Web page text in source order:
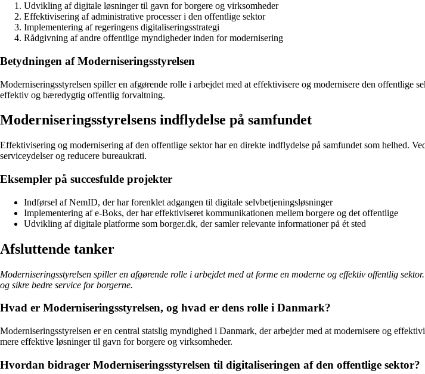
Udvikling af digitale løsninger til gavn for borgere og virksomheder
Effektivisering af administrative processer i den offentlige sektor
Implementering af regeringens digitaliseringsstrategi
Rådgivning af andre offentlige myndigheder inden for modernisering
Betydningen af Moderniseringsstyrelsen
Moderniseringsstyrelsen spiller en afgørende rolle i arbejdet med at effektivisere og modernisere den offentlige
effektiv og bæredygtig offentlig forvaltning.
Moderniseringsstyrelsens indflydelse på samfundet
Effektivisering og modernisering af den offentlige sektor har en direkte indflydelse på samfundet som helhed.
serviceydelser og reducere bureaukrati.
Eksempler på succesfulde projekter
Indførsel af NemID, der har forenklet adgangen til digitale selvbetjeningsløsninger
Implementering af e-Boks, der har effektiviseret kommunikationen mellem borgere og det offentlige
Udvikling af digitale platforme som borger.dk, der samler relevante informationer på ét sted
Afsluttende tanker
Moderniseringsstyrelsen spiller en afgørende rolle i arbejdet med at forme en moderne og effektiv offentlig
og sikre bedre service for borgerne.
Hvad er Moderniseringsstyrelsen, og hvad er dens rolle i Danmark?
Moderniseringsstyrelsen er en central statslig myndighed i Danmark, der arbejder med at modernisere og
mere effektive løsninger til gavn for borgere og virksomheder.
Hvordan bidrager Moderniseringsstyrelsen til digitaliseringen af den offentlige sektor?